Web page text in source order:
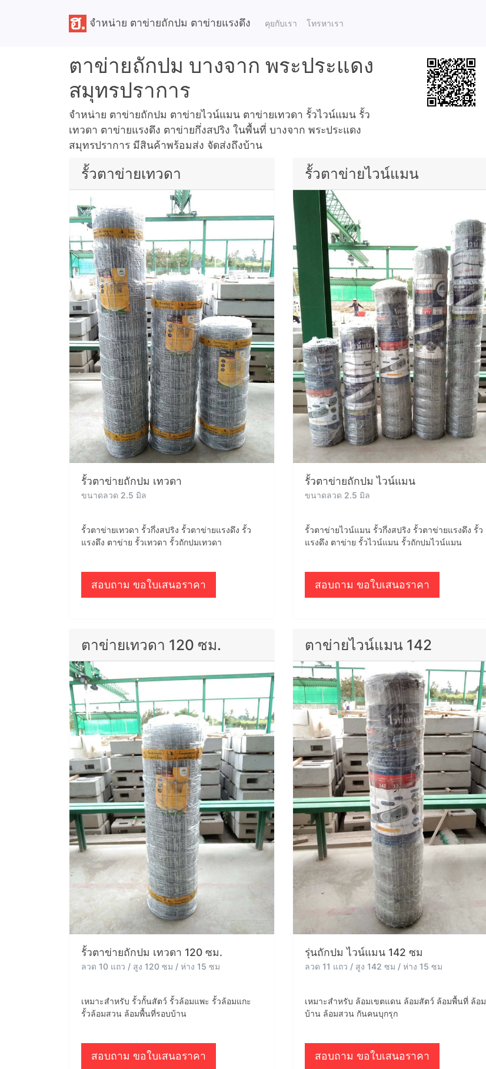
จำหน่าย ตาข่ายถักปม ตาข่ายแรงดึง คุยกับเรา โทรหาเรา
ตาข่ายถักปม บางจาก พระประแดง
สมุทรปราการ
จำหน่าย ตาข่ายถักปม ตาข่ายไวน์แมน ตาข่ายเทวดา รั้วไวน์แมน รั้ว
เทวดา ตาข่ายแรงดึง ตาข่ายกึ่งสปริง ในพื้นที่ บางจาก พระประแดง
สมุทรปราการ มีสินค้าพร้อมส่ง จัดส่งถึงบ้าน
รั้วตาข่ายเทวดา
รั้วตาข่ายถักปม เทวดา
ขนาดลวด 2.5 มิล
รั้วตาข่ายเทวดา รั้วกึ่งสปริง รั้วตาข่ายแรงดึง รั้ว
แรงดึง ตาข่าย รั้วเทวดา รั้วถักปมเทวดา
สอบถาม ขอใบเสนอราคา
รั้วตาข่ายไวน์แมน
รั้วตาข่ายถักปม ไวน์แมน
ขนาดลวด 2.5 มิล
รั้วตาข่ายไวน์แมน รั้วกึ่งสปริง รั้วตาข่ายแรงดึง รั้ว
แรงดึง ตาข่าย รั้วไวน์แมน รั้วถักปมไวน์แมน
สอบถาม ขอใบเสนอราคา
ตาข่ายเทวดา 120 ซม.
รั้วตาข่ายถักปม เทวดา 120 ซม.
ลวด 10 แถว / สูง 120 ซม / ห่าง 15 ซม
เหมาะสำหรับ รั้วกั้นสัตว์ รั้วล้อมแพะ รั้วล้อมแกะ
รั้วล้อมสวน ล้อมพื้นที่รอบบ้าน
สอบถาม ขอใบเสนอราคา
ตาข่ายไวน์แมน 142
รุ่นถักปม ไวน์แมน 142 ซม
ลวด 11 แถว / สูง 142 ซม / ห่าง 15 ซม
เหมาะสำหรับ ล้อมเขตแดน ล้อมสัตว์ ล้อมพื้นที่ ล้อม
บ้าน ล้อมสวน กันคนบุกรุก
สอบถาม ขอใบเสนอราคา